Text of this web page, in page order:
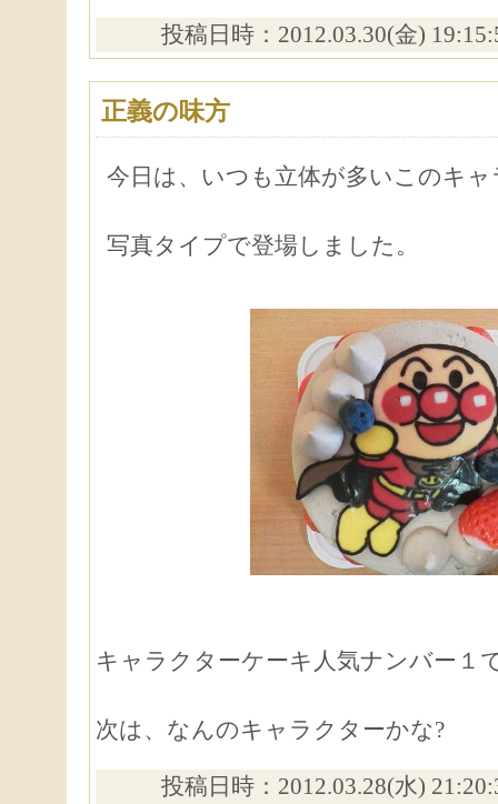
投稿日時：2012.03.30(金)
正義の味方
今日は、いつも立体が多いこのキ
写真タイプで登場しました。
キャラクターケーキ人気ナンバー１
次は、なんのキャラクターかな?
投稿日時：2012.03.28(水)